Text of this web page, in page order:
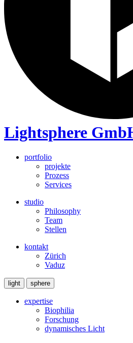
Lightsphere
portfolio
projekte
Prozess
Services
studio
Philosophy
Team
Stellen
kontakt
Zürich
Vaduz
light sphere
expertise
Biophilia
Forschung
dynamisches Licht